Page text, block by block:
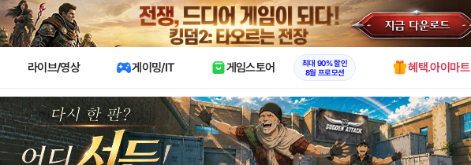
X
라이브/영상 게이밍/IT 게임스토어
최대 90% 할인
8월 프로모션
혜택.아이마트